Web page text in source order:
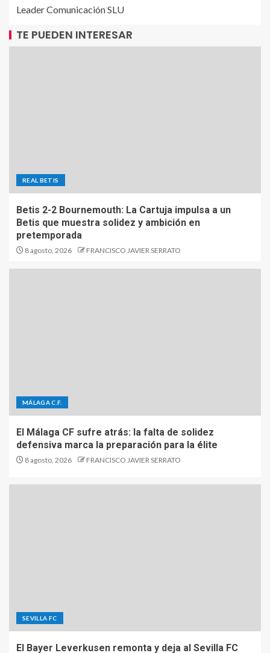
Leader Comunicación SLU
TE PUEDEN INTERESAR
REAL BETIS
Betis 2-2 Bournemouth: La Cartuja impulsa a un
Betis que muestra solidez y ambición en
pretemporada
8 agosto, 2026 FRANCISCO JAVIER SERRATO
MÁLAGA C.F.
El Málaga CF sufre atrás: la falta de solidez
defensiva marca la preparación para la élite
8 agosto, 2026 FRANCISCO JAVIER SERRATO
SEVILLA FC
El Bayer Leverkusen remonta y deja al Sevilla FC